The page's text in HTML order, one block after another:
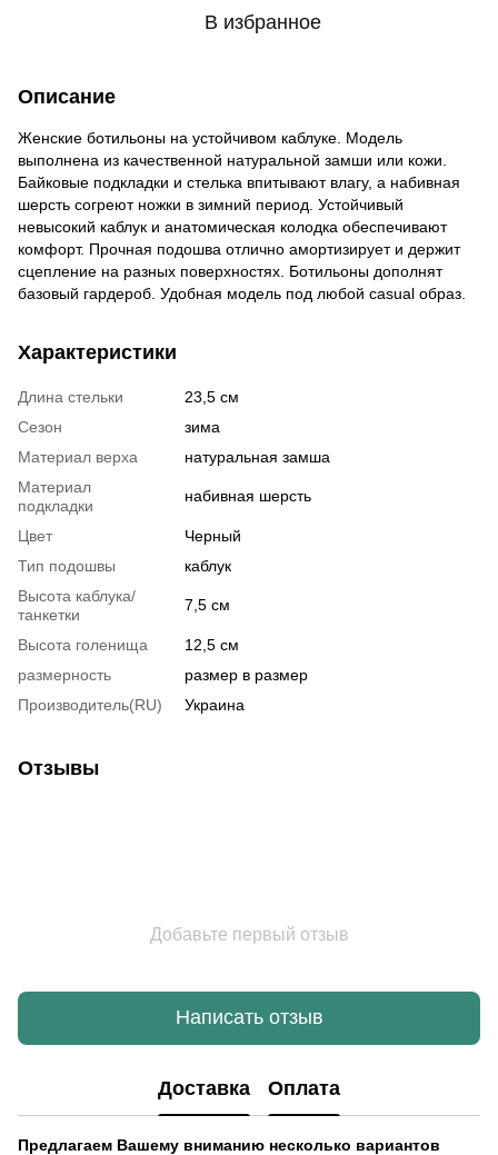
В избранное
Описание
Женские ботильоны на устойчивом каблуке. Модель
выполнена из качественной натуральной замши или кожи.
Байковые подкладки и стелька впитывают влагу, а набивная
шерсть согреют ножки в зимний период. Устойчивый
невысокий каблук и анатомическая колодка обеспечивают
комфорт. Прочная подошва отлично амортизирует и держит
сцепление на разных поверхностях. Ботильоны дополнят
базовый гардероб. Удобная модель под любой casual образ.
Характеристики
Длина стельки
23,5 см
Сезон
зима
Материал верха
натуральная замша
Материал
подкладки
набивная шерсть
Цвет
Черный
Тип подошвы
каблук
Высота каблука/
танкетки
7,5 см
Высота голенища
12,5 см
размерность
размер в размер
Производитель(RU)
Украина
Отзывы
Добавьте первый отзыв
Написать отзыв
Доставка Оплата
Предлагаем Вашему вниманию несколько вариантов